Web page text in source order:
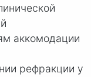
аккомодации
рефракции у